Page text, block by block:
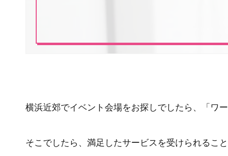
横浜近郊でイベント会場をお探しでしたら、「ワ
そこでしたら、満足したサービスを受けられるこ